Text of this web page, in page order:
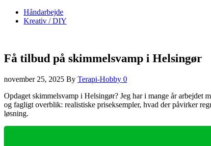
Håndarbejde
Kreativ / DIY
Få tilbud på skimmelsvamp i Helsingør
november 25, 2025 By Terapi-Hobby 0
Opdaget skimmelsvamp i Helsingør? Jeg har i mange år
og fagligt overblik: realistiske priseksempler, hvad der påvirker
løsning.